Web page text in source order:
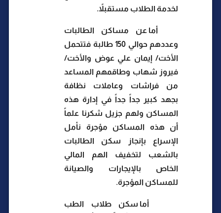
لخدمة الطلاب مستقبلاً.
أما عن مساكن الطالبات
وعددهم حوالي 150 طالبة فتتحمل
الأخت/ إيمان علي عوض والأخت/
فيروز شهاب وطاقمهم المساعد
من فراشات وعاملات نظافة
بجهد كبير جداً جداً في إدارة هذه
المساكن ولهم جزيل شكرنا علماً
أن هذه المساكن مؤجرة نأمل
الإسراع بإنجاز سكن الطالبات
بالشعب لتخفيف الهم المالي
الخاص بالإيجارات والصيانة
للمساكن المؤجرة.
أما سكن طلاب الطب